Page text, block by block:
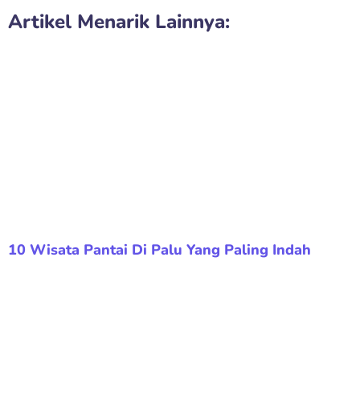
Artikel Menarik Lainnya:
10 Wisata Pantai Di Palu Yang Paling Indah